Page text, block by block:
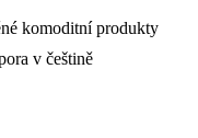
komoditní produkty
v češtině